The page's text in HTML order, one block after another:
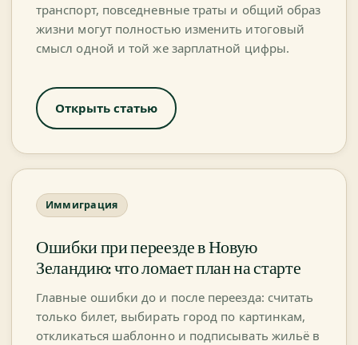
транспорт, повседневные траты и общий образ
жизни могут полностью изменить итоговый
смысл одной и той же зарплатной цифры.
Открыть статью
Иммиграция
Ошибки при переезде в Новую
Зеландию: что ломает план на старте
Главные ошибки до и после переезда: считать
только билет, выбирать город по картинкам,
откликаться шаблонно и подписывать жильё в